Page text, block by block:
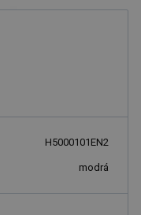
H5000101EN2
modrá